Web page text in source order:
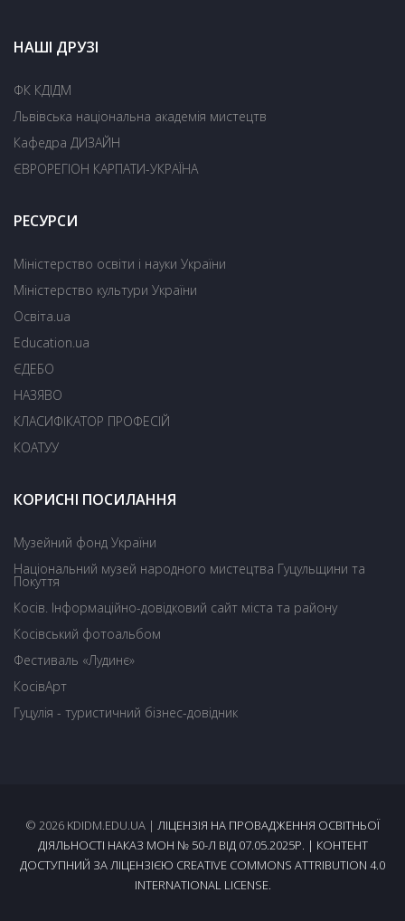
НАШІ ДРУЗІ
ФК КДІДМ
Львівська національна академія мистецтв
Кафедра ДИЗАЙН
ЄВРОРЕГІОН КАРПАТИ-УКРАЇНА
РЕСУРСИ
Міністерство освіти і науки України
Міністерство культури України
Освіта.ua
Education.ua
ЄДЕБО
НАЗЯВО
КЛАСИФІКАТОР ПРОФЕСІЙ
КОАТУУ
КОРИСНІ ПОСИЛАННЯ
Музейний фонд України
Національний музей народного мистецтва Гуцульщини та
Покуття
Косів. Інформаційно-довідковий сайт міста та району
Косівський фотоальбом
Фестиваль «Лудинє»
КосівАрт
Гуцулія - туристичний бізнес-довідник
© 2026 KDIDM.EDU.UA | ЛІЦЕНЗІЯ НА ПРОВАДЖЕННЯ ОСВІТНЬОЇ
ДІЯЛЬНОСТІ НАКАЗ МОН № 50-Л ВІД 07.05.2025Р. | КОНТЕНТ
ДОСТУПНИЙ ЗА ЛІЦЕНЗІЄЮ CREATIVE COMMONS ATTRIBUTION 4.0
INTERNATIONAL LICENSE.